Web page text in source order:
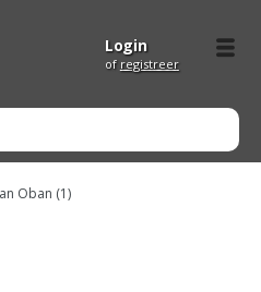
Login
of registreer
Oban (1)